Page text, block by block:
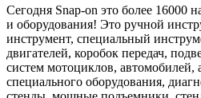
Сегодня Snap-on это более 16000
и оборудования! Это ручной
инструмент, специальный
двигателей, коробок передач,
систем мотоциклов, автомобилей,
специального оборудования,